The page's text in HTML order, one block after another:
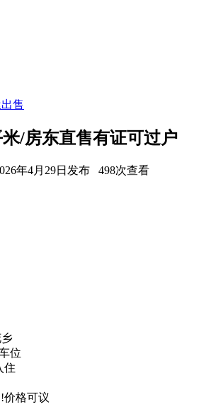
售
米/房东直售有证可过户
年4月29日发布 498次查看
位
住
价格可议